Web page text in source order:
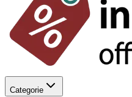
Categorie